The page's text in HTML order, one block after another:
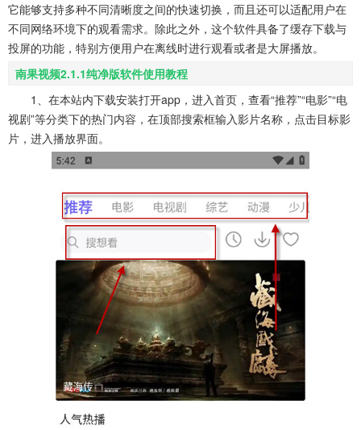
它能够支持多种不同清晰度之间的快速切换，而且还可以适配用户在
不同网络环境下的观看需求。除此之外，这个软件具备了缓存下载与
投屏的功能，特别方便用户在离线时进行观看或者是大屏播放。
南果视频2.1.1纯净版软件使用教程
1、在本站内下载安装打开app，进入首页，查看“推荐”“电影”“电
视剧”等分类下的热门内容，在顶部搜索框输入影片名称，点击目标影
片，进入播放界面。